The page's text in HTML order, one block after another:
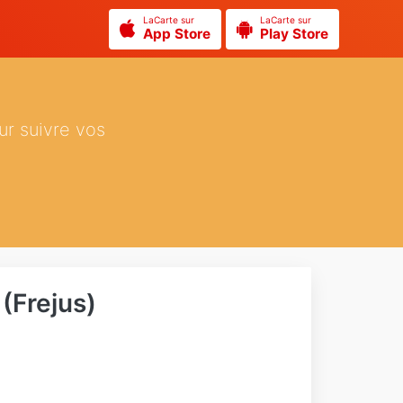
LaCarte sur
App Store
LaCarte sur
Play Store
suivre vos